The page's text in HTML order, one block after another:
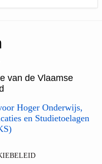
van de Vlaamse
Hoger Onderwijs,
en Studietoelagen